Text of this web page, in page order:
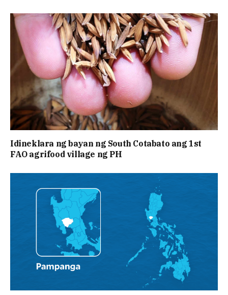
Idineklara ng bayan ng South Cotabato ang 1st
FAO agrifood village ng PH